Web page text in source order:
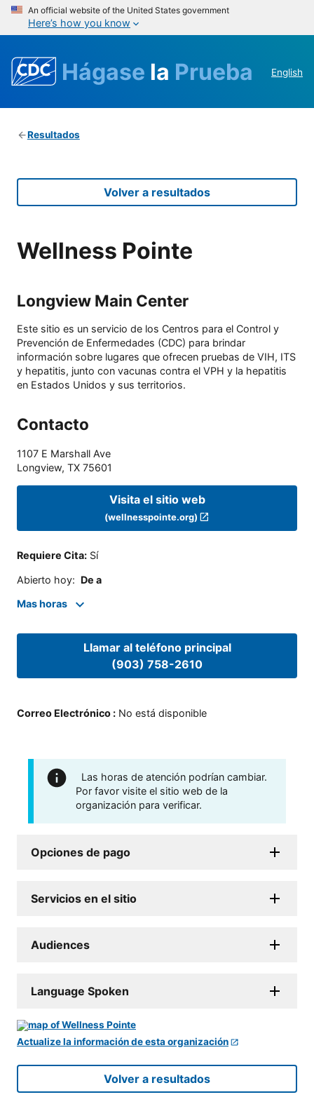
An official website of the United States government
Here’s how you know
Hágase la Prueba English
Resultados
Volver a resultados
Wellness Pointe
Longview Main Center
Este sitio es un servicio de los Centros para el Control y
Prevención de Enfermedades (CDC) para brindar
información sobre lugares que ofrecen pruebas de VIH, ITS
y hepatitis, junto con vacunas contra el VPH y la hepatitis
en Estados Unidos y sus territorios.
Contacto
1107 E Marshall Ave
Longview, TX 75601
Visita el sitio web
(wellnesspointe.org)
Requiere Cita: Sí
Abierto hoy: De a
Mas horas
Llamar al teléfono principal
(903) 758-2610
Correo Electrónico : No está disponible
Las horas de atención podrían cambiar.
Por favor visite el sitio web de la
organización para verificar.
Opciones de pago
Servicios en el sitio
Audiences
Language Spoken
Actualize la información de esta organización
Volver a resultados